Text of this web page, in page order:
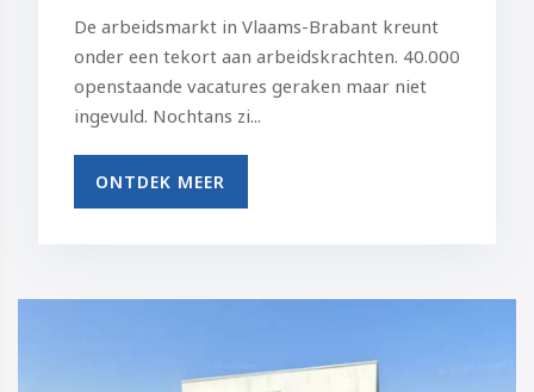
De arbeidsmarkt in Vlaams-Brabant kreunt
onder een tekort aan arbeidskrachten. 40.000
openstaande vacatures geraken maar niet
ingevuld. Nochtans zi...
ONTDEK MEER